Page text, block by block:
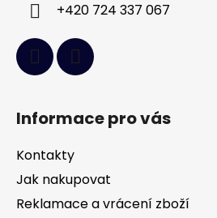
+420 724 337 067
Informace pro vás
Kontakty
Jak nakupovat
Reklamace a vrácení zboží